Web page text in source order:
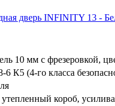
10 мм с фрезеровкой,
К5 (4-го класса
короб,